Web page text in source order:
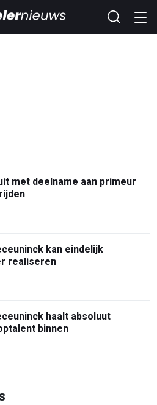
met deelname aan primeur
kan eindelijk
realiseren
haalt absoluut
binnen